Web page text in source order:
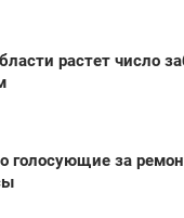
растет число
голосующие за